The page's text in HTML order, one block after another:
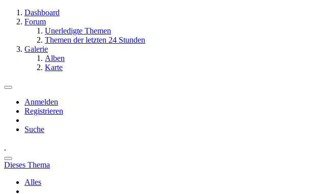
Dashboard
Forum
Unerledigte Themen
Themen der letzten 24 Stunden
Galerie
Alben
Karte
Anmelden
Registrieren
Suche
Dieses Thema
Alles